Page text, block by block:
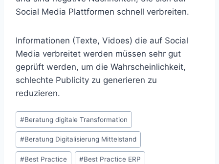
Social Media Plattformen schnell verbreiten.
Informationen (Texte, Vidoes) die auf Social
Media verbreitet werden müssen sehr gut
geprüft werden, um die Wahrscheinlichkeit,
schlechte Publicity zu generieren zu
reduzieren.
Schlagworte:
#Beratung digitale Transformation
#Beratung Digitalisierung Mittelstand
#Best Practice #Best Practice ERP